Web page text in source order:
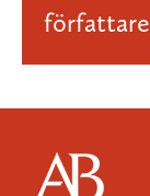
författare